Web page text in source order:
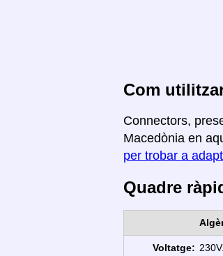
Com
Connectors,
Macedònia en
per trobar a
Quadre
Voltatge: 230V.